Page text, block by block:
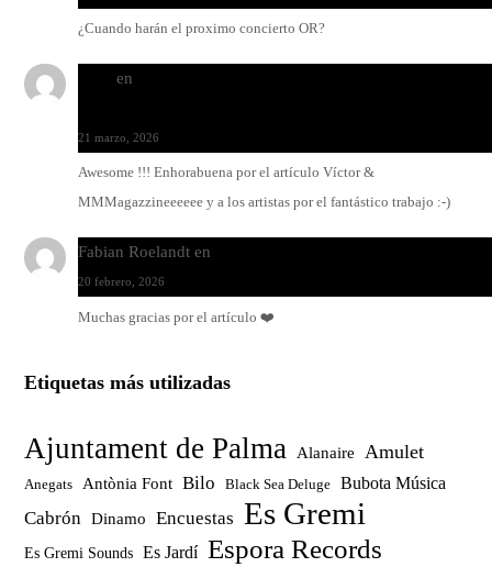
¿Cuando harán el proximo concierto OR?
en
21 marzo, 2026
Awesome !!! Enhorabuena por el artículo Víctor &
MMMagazzineeeeee y a los artistas por el fantástico trabajo :-)
Fabian Roelandt en
20 febrero, 2026
Muchas gracias por el artículo ❤️
Etiquetas más utilizadas
Ajuntament de Palma Alanaire Amulet
Anegats Antònia Font Bilo Black Sea Deluge Bubota Música
Cabrón Dinamo Encuestas Es Gremi
Es Gremi Sounds Es Jardí Espora Records